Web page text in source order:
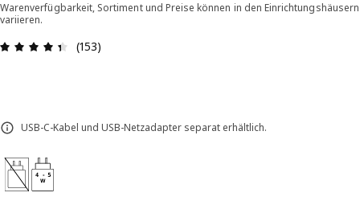
Warenverfügbarkeit, Sortiment und Preise können in den Einrichtungshäusern
variieren.
Bewertung: 4.4 von 5 Sterne Alle Bewertungen:
(153)
USB-C-Kabel und USB-Netzadapter separat erhältlich.